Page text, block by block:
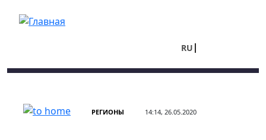
RU
РЕГИОНЫ 14:14, 26.05.2020